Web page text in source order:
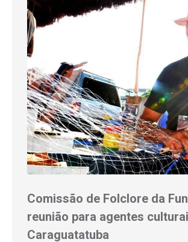
Comissão de Folclore da
reunião para agentes
Caraguatatuba